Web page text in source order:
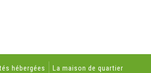
hébergées La maison de quartier